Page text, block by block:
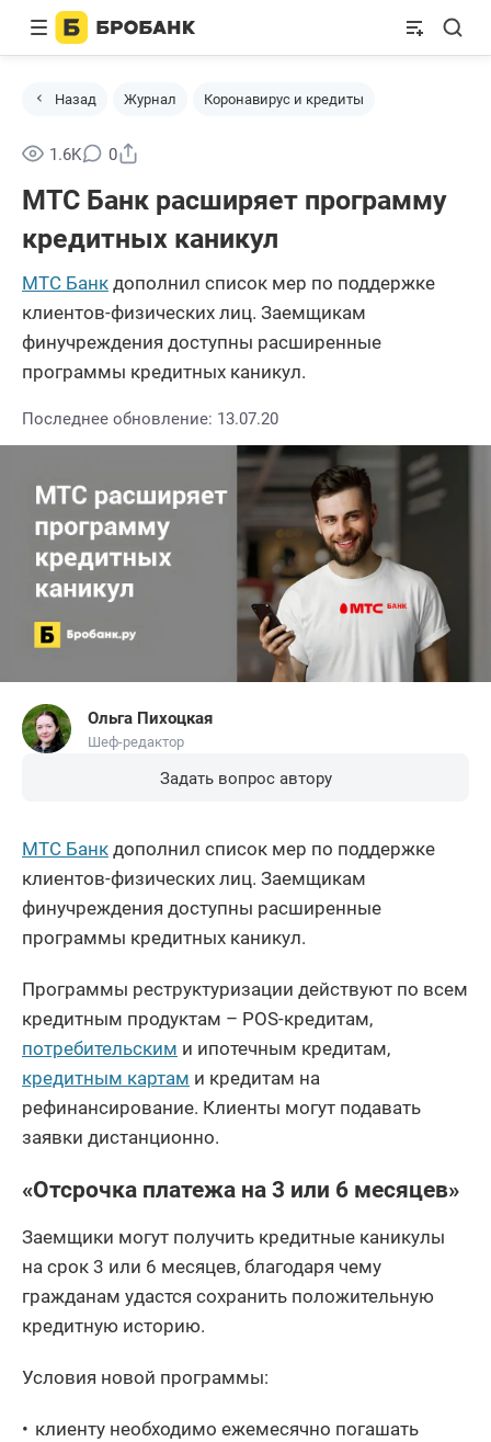
Назад Журнал Коронавирус и кредиты
1.6K 0
МТС Банк расширяет программу
кредитных каникул
МТС Банк дополнил список мер по поддержке
клиентов-физических лиц. Заемщикам
финучреждения доступны расширенные
программы кредитных каникул.
Последнее обновление: 13.07.20
Ольга Пихоцкая
Шеф-редактор
Задать вопрос автору
МТС Банк дополнил список мер по поддержке
клиентов-физических лиц. Заемщикам
финучреждения доступны расширенные
программы кредитных каникул.
Программы реструктуризации действуют по всем
кредитным продуктам – POS-кредитам,
потребительским и ипотечным кредитам,
кредитным картам и кредитам на
рефинансирование. Клиенты могут подавать
заявки дистанционно.
«Отсрочка платежа на 3 или 6 месяцев»
Заемщики могут получить кредитные каникулы
на срок 3 или 6 месяцев, благодаря чему
гражданам удастся сохранить положительную
кредитную историю.
Условия новой программы:
клиенту необходимо ежемесячно погашать